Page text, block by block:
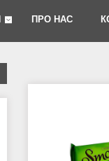
ПРО НАС